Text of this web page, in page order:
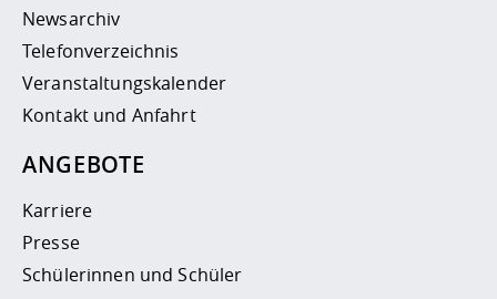
Newsarchiv
Telefonverzeichnis
Veranstaltungskalender
Kontakt und Anfahrt
ANGEBOTE
Karriere
Presse
Schülerinnen und Schüler